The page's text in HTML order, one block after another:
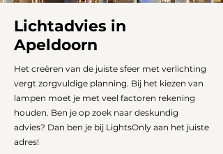
Lichtadvies in
Apeldoorn
Het creëren van de juiste sfeer met verlichting
vergt zorgvuldige planning. Bij het kiezen van
lampen moet je met veel factoren rekening
houden. Ben je op zoek naar deskundig
advies? Dan ben je bij LightsOnly aan het juiste
adres!